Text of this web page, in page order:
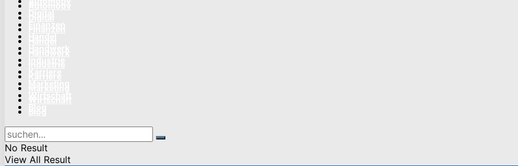
No Result
View All Result